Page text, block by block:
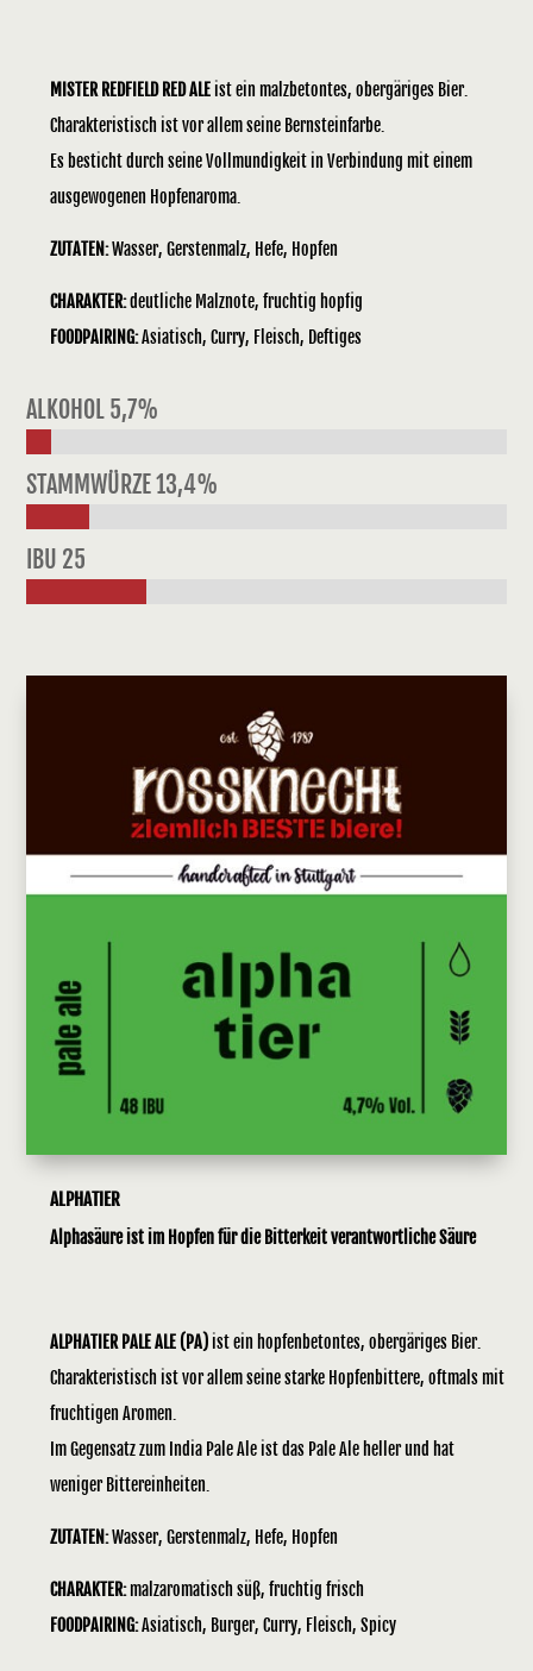
MISTER REDFIELD RED ALE ist ein malzbetontes, obergäriges Bier.
Charakteristisch ist vor allem seine Bernsteinfarbe.
Es besticht durch seine Vollmundigkeit in Verbindung mit einem
ausgewogenen Hopfenaroma.
ZUTATEN:Wasser, Gerstenmalz, Hefe, Hopfen
CHARAKTER:deutliche Malznote, fruchtig hopfig
FOODPAIRING:Asiatisch, Curry, Fleisch, Deftiges
ALKOHOL 5,7%
STAMMWÜRZE 13,4%
IBU 25
ALPHATIER
Alphasäure ist im Hopfen für die Bitterkeit verantwortliche Säure
ALPHATIER PALE ALE (PA) ist ein hopfenbetontes, obergäriges Bier.
Charakteristisch ist vor allem seine starke Hopfenbittere, oftmals mit
fruchtigen Aromen.
Im Gegensatz zum India Pale Ale ist das Pale Ale heller und hat
weniger Bittereinheiten.
ZUTATEN:Wasser, Gerstenmalz, Hefe, Hopfen
CHARAKTER:malzaromatisch süß, fruchtig frisch
FOODPAIRING:Asiatisch, Burger, Curry, Fleisch, Spicy